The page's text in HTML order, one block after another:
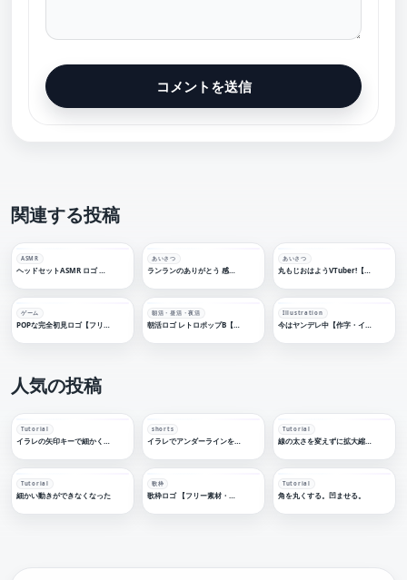
関連する投稿
ASMR
ヘッドセットASMR ロゴ 【フリー素材・サムネ素材】睡眠導入
あいさつ
ランランのありがとう 感謝配信ロゴ【フリー素材・サムネ素材】
あいさつ
丸もじおはようVTuber!【フリー素材・サムネ素材】
ゲーム
POPな完全初見ロゴ【フリー素材・サムネ素材】
朝活・昼活・夜活
朝活ロゴ レトロポップB【フリー素材・サムネ素材】
Illustration
今はヤンデレ中【作字・イラスト】
人気の投稿
Tutorial
イラレの矢印キーで細かく移動する
shorts
イラレでアンダーラインを引く
Tutorial
線の太さを変えずに拡大縮小する
Tutorial
細かい動きができなくなった
歌枠
歌枠ロゴ 【フリー素材・サムネ素材】
Tutorial
角を丸くする。凹ませる。